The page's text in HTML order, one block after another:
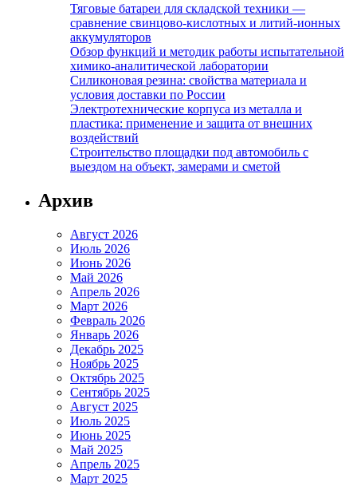
Тяговые батареи для складской техники —
сравнение свинцово-кислотных и литий-ионных
аккумуляторов
Обзор функций и методик работы испытательной
химико-аналитической лаборатории
Силиконовая резина: свойства материала и
условия доставки по России
Электротехнические корпуса из металла и
пластика: применение и защита от внешних
воздействий
Строительство площадки под автомобиль с
выездом на объект, замерами и сметой
Архив
Август 2026
Июль 2026
Июнь 2026
Май 2026
Апрель 2026
Март 2026
Февраль 2026
Январь 2026
Декабрь 2025
Ноябрь 2025
Октябрь 2025
Сентябрь 2025
Август 2025
Июль 2025
Июнь 2025
Май 2025
Апрель 2025
Март 2025